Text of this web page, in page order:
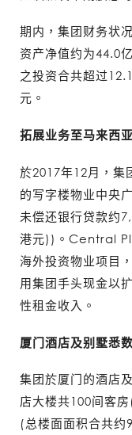
期内，集团财务状
资产净值约为44.0
之投资合共超过
元。
拓展业务至马来西亚
於2017年12月，集
的写字楼物业中央
未偿还银行贷款约
港元))。Central
海外投资物业项目
用集团手头现金以
性租金收入。
厦门酒店及别墅悉
集团於厦门的酒店
店大楼共100间客
(总楼面面积合共约